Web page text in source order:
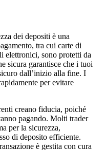
dei depositi è una
tra cui carte di
elettronici, sono protetti da
sicura garantisce che i tuoi
dall’inizio alla fine. I
per evitare
creano fiducia, poiché
pagando. Molti trader
per la sicurezza,
di deposito efficiente.
è gestita con cura